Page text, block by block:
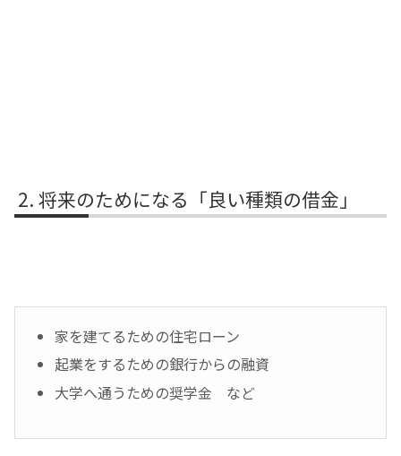
将来のためになる「良い種類の借金」
家を建てるための住宅ローン
起業をするための銀行からの融資
大学へ通うための奨学金 など